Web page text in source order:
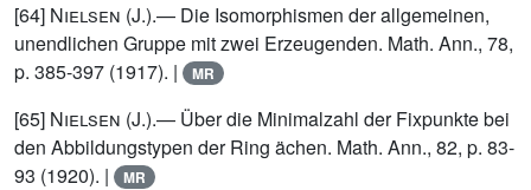
[64] Nielsen (J.).— Die Isomorphismen der allgemeinen,
unendlichen Gruppe mit zwei Erzeugenden. Math. Ann., 78,
p. 385-397 (1917). |
MR
[65] Nielsen (J.).— Über die Minimalzahl der Fixpunkte bei
den Abbildungstypen der Ring ächen. Math. Ann., 82, p. 83-
93 (1920). |
MR